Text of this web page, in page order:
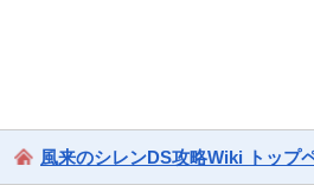
風来のシレンDS攻略Wiki トップ